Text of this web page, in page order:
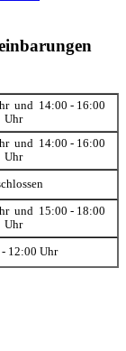
und 14:00 - 16:00
Uhr
und 14:00 - 16:00
Uhr
und 15:00 - 18:00
Uhr
12:00 Uhr